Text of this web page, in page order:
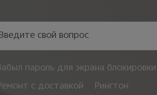
пароль для экрана блокировки
с доставкой
Рингтон